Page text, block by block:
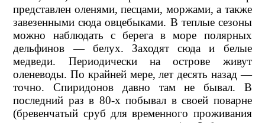
представлен оленями, песцами, моржами, а также
завезенными сюда овцебыками. В теплые сезоны
можно наблюдать с берега в море полярных
дельфинов — белух. Заходят сюда и белые
медведи. Периодически на острове живут
оленеводы. По крайней мере, лет десять назад —
точно. Спиридонов давно там не бывал. В
последний раз в 80-х побывал в своей поварне
(бревенчатый сруб для временного проживания